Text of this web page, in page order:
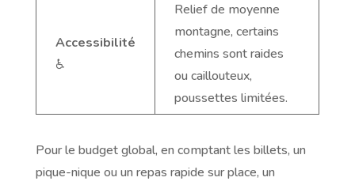
Accessibilité
♿
Relief de moyenne
montagne, certains
chemins sont raides
ou caillouteux,
poussettes limitées.
Pour le budget global, en comptant les billets, un
pique-nique ou un repas rapide sur place, un